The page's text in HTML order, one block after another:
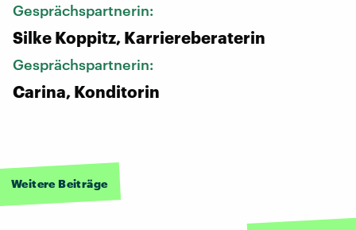
Gesprächspartnerin:
Silke Koppitz, Karriereberaterin
Gesprächspartnerin:
Carina, Konditorin
Weitere Beiträge